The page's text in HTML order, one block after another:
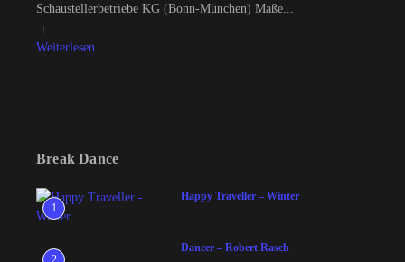
Schaustellerbetriebe KG (Bonn-München) Maße...
Weiterlesen
Break Dance
1
Happy Traveller – Winter
2
Dancer – Robert Rasch